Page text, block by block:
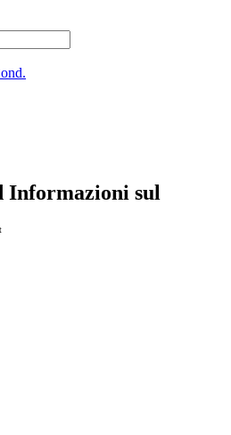
Informazioni sul